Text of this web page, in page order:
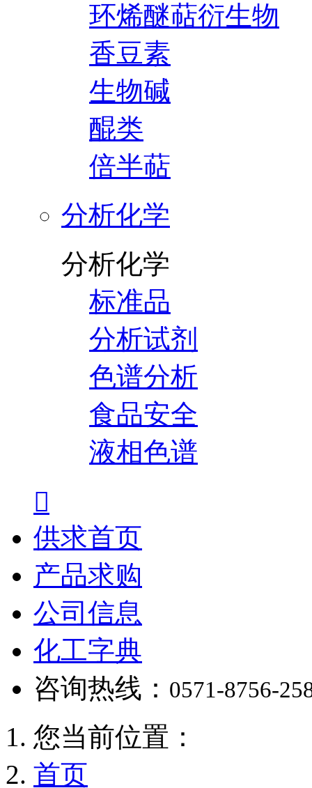
环烯醚萜衍生物
香豆素
生物碱
醌类
倍半萜
分析化学
分析化学
标准品
分析试剂
色谱分析
食品安全
液相色谱

供求首页
产品求购
公司信息
化工字典
咨询热线： 0571-8756-
您当前位置：
首页